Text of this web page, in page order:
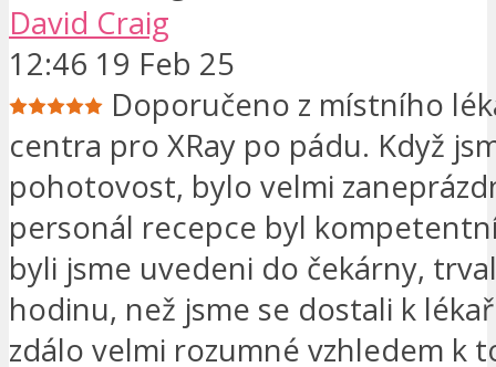
David Craig
12:46 19 Feb 25
Doporučeno z místního
centra pro XRay po pádu. Když
pohotovost, bylo velmi
personál recepce byl
byli jsme uvedeni do čekárny,
hodinu, než jsme se dostali k
zdálo velmi rozumné vzhledem k